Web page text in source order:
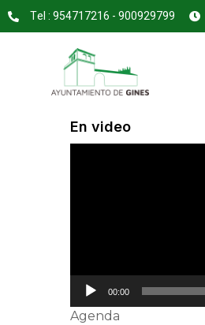
Tel : 954717216 - 900929799
En video
00:00
Agenda